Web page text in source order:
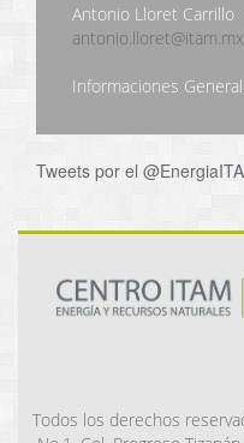
Antonio Lloret Carrillo
antonio.lloret@itam.mx
Informaciones
Tweets por el
Todos los derechos